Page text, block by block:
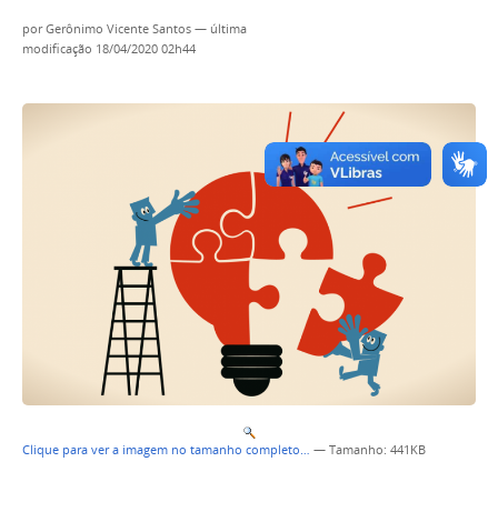
porGerônimo Vicente Santos — última
modificação 18/04/2020 02h44
Clique para ver a imagem no tamanho completo… — Tamanho: 441KB